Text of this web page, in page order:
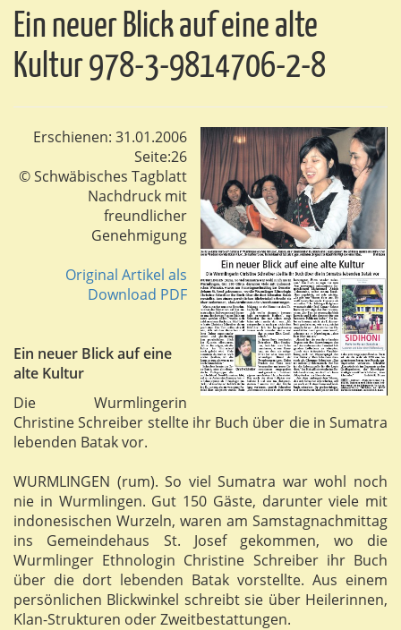
Ein neuer Blick auf eine alte
Kultur 978-3-9814706-2-8
Erschienen: 31.01.2006
Seite:26
© Schwäbisches Tagblatt
Nachdruck mit
freundlicher
Genehmigung
Original Artikel als
Download PDF
Ein neuer Blick auf eine
alte Kultur
Die Wurmlingerin
Christine Schreiber stellte ihr Buch über die in Sumatra
lebenden Batak vor.
WURMLINGEN (rum). So viel Sumatra war wohl noch
nie in Wurmlingen. Gut 150 Gäste, darunter viele mit
indonesischen Wurzeln, waren am Samstagnachmittag
ins Gemeindehaus St. Josef gekommen, wo die
Wurmlinger Ethnologin Christine Schreiber ihr Buch
über die dort lebenden Batak vorstellte. Aus einem
persönlichen Blickwinkel schreibt sie über Heilerinnen,
Klan-Strukturen oder Zweitbestattungen.